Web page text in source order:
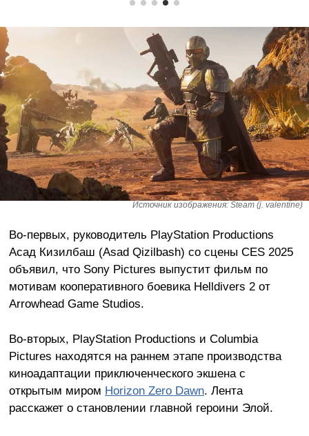
Источник изображения: Steam (j. valentine)
Во-первых, руководитель PlayStation Productions
Асад Кизилбаш (Asad Qizilbash) со сцены CES 2025
объявил, что Sony Pictures выпустит фильм по
мотивам кооперативного боевика Helldivers 2 от
Arrowhead Game Studios.
Во-вторых, PlayStation Productions и Columbia
Pictures находятся на раннем этапе производства
киноадаптации приключенческого экшена с
открытым миром Horizon Zero Dawn. Лента
расскажет о становлении главной героини Элой.